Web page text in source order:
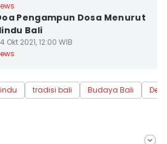
Pengampun Dosa Menurut
Bali
Okt 2021, 12:00 WIB
tradisi bali Budaya Bali